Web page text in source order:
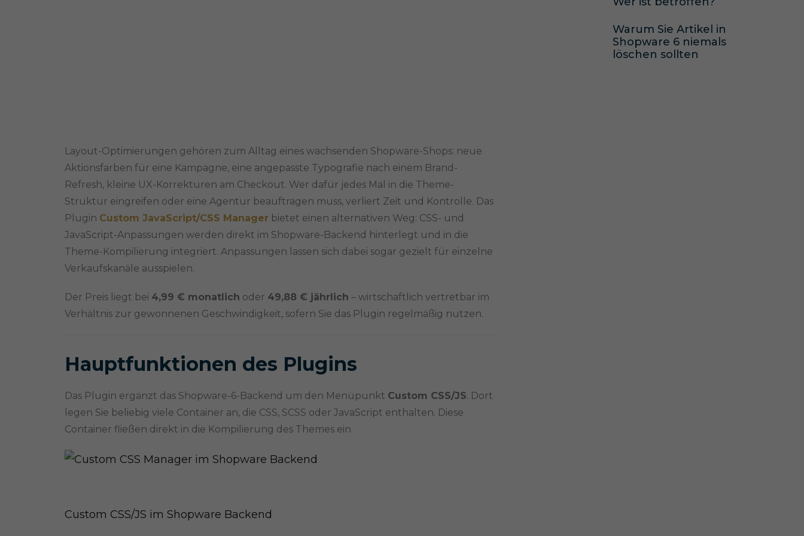
Layout-Optimierungen gehören zum Alltag eines wachsenden Shopware-Shops: neue
Aktionsfarben für eine Kampagne, eine angepasste Typografie nach einem Brand-
Refresh, kleine UX-Korrekturen am Checkout. Wer dafür jedes Mal in die Theme-
Struktur eingreifen oder eine Agentur beauftragen muss, verliert Zeit und Kontrolle. Das
Plugin Custom JavaScript/CSS Managerbietet einen alternativen Weg: CSS- und
JavaScript-Anpassungen werden direkt im Shopware-Backend hinterlegt und in die
Theme-Kompilierung integriert. Anpassungen lassen sich dabei sogar gezielt für einzelne
Verkaufskanäle ausspielen.
Der Preis liegt bei 4,99 € monatlich oder 49,88 € jährlich – wirtschaftlich vertretbar im
Verhältnis zur gewonnenen Geschwindigkeit, sofern Sie das Plugin regelmäßig nutzen.
Hauptfunktionen des Plugins
Das Plugin ergänzt das Shopware-6-Backend um den Menüpunkt Custom CSS/JS. Dort
legen Sie beliebig viele Container an, die CSS, SCSS oder JavaScript enthalten. Diese
Container fließen direkt in die Kompilierung des Themes ein.
Custom CSS/JS im Shopware Backend
Warum Sie Artikel in
Shopware 6 niemals
löschen sollten